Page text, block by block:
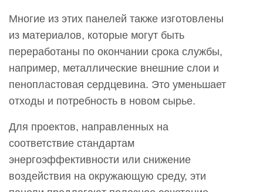
Многие из этих панелей также изготовлены
из материалов, которые могут быть
переработаны по окончании срока службы,
например, металлические внешние слои и
пенопластовая сердцевина. Это уменьшает
отходы и потребность в новом сырье.
Для проектов, направленных на
соответствие стандартам
энергоэффективности или снижение
воздействия на окружающую среду, эти